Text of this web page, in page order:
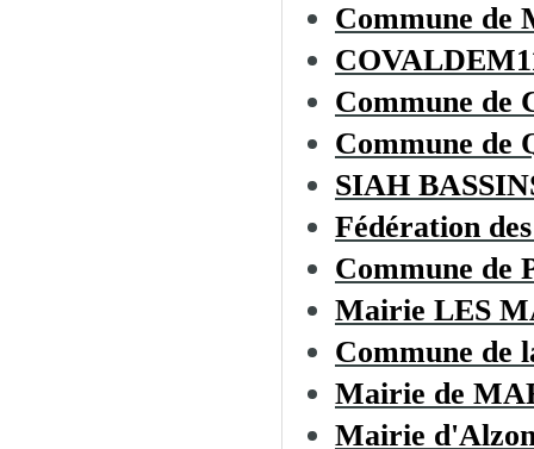
Commune de
Commune de
Commune
SIAH
Fédération
Commune de
Mairie LES
Commune de
Mairie de
Mairie